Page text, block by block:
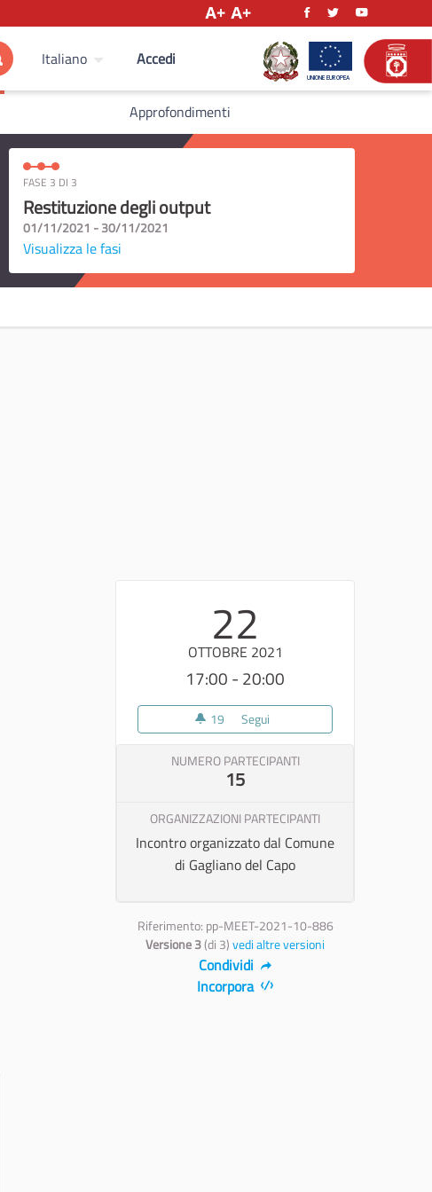
Italiano Accedi
Approfondimenti
FASE 3 DI 3
Restituzione degli output
01/11/2021 - 30/11/2021
Visualizza le fasi
22
OTTOBRE 2021
17:00 - 20:00
19 19 sostenitori
Segui
NUMERO PARTECIPANTI
15
ORGANIZZAZIONI PARTECIPANTI
Incontro organizzato dal Comune
di Gagliano del Capo
Riferimento: pp-MEET-2021-10-886
Versione 3(di 3)vedi altre versioni
Condividi
Incorpora